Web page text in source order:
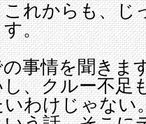
れからも、じ
。
事情を聞きま
、クルー不足
わけじゃない